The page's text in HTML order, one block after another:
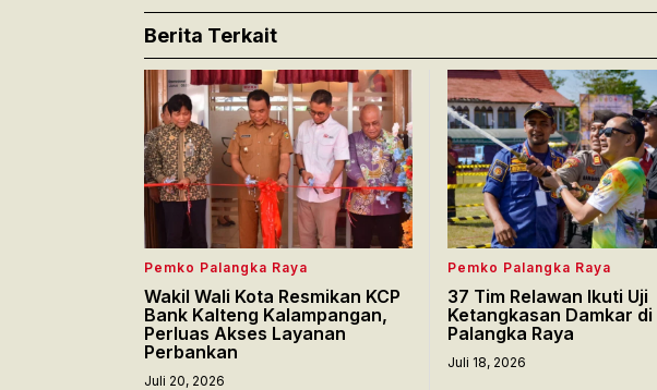
Berita Terkait
Pemko Palangka Raya
Wakil Wali Kota Resmikan KCP
Bank Kalteng Kalampangan,
Perluas Akses Layanan
Perbankan
Juli 20, 2026
Pemko Palangka Raya
37 Tim Relawan Ikuti Uji
Ketangkasan Damkar di
Palangka Raya
Juli 18, 2026